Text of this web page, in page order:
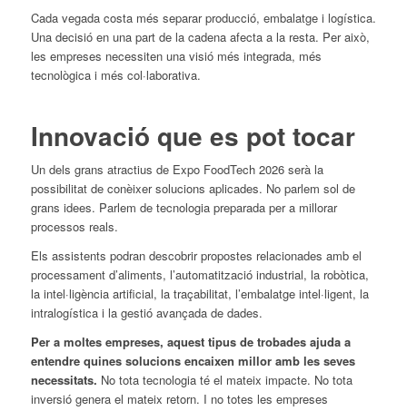
Cada vegada costa més separar producció, embalatge i logística.
Una decisió en una part de la cadena afecta a la resta. Per això,
les empreses necessiten una visió més integrada, més
tecnològica i més col·laborativa.
Innovació que es pot tocar
Un dels grans atractius de Expo FoodTech 2026 serà la
possibilitat de conèixer solucions aplicades. No parlem sol de
grans idees. Parlem de tecnologia preparada per a millorar
processos reals.
Els assistents podran descobrir propostes relacionades amb el
processament d’aliments, l’automatització industrial, la robòtica,
la intel·ligència artificial, la traçabilitat, l’embalatge intel·ligent, la
intralogística i la gestió avançada de dades.
Per a moltes empreses, aquest tipus de trobades ajuda a
entendre quines solucions encaixen millor amb les seves
necessitats. No tota tecnologia té el mateix impacte. No tota
inversió genera el mateix retorn. I no totes les empreses